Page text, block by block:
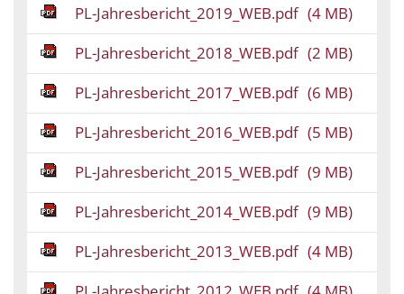
PL-Jahresbericht_2019_WEB.pdf (4 MB)
PL-Jahresbericht_2018_WEB.pdf (2 MB)
PL-Jahresbericht_2017_WEB.pdf (6 MB)
PL-Jahresbericht_2016_WEB.pdf (5 MB)
PL-Jahresbericht_2015_WEB.pdf (9 MB)
PL-Jahresbericht_2014_WEB.pdf (9 MB)
PL-Jahresbericht_2013_WEB.pdf (4 MB)